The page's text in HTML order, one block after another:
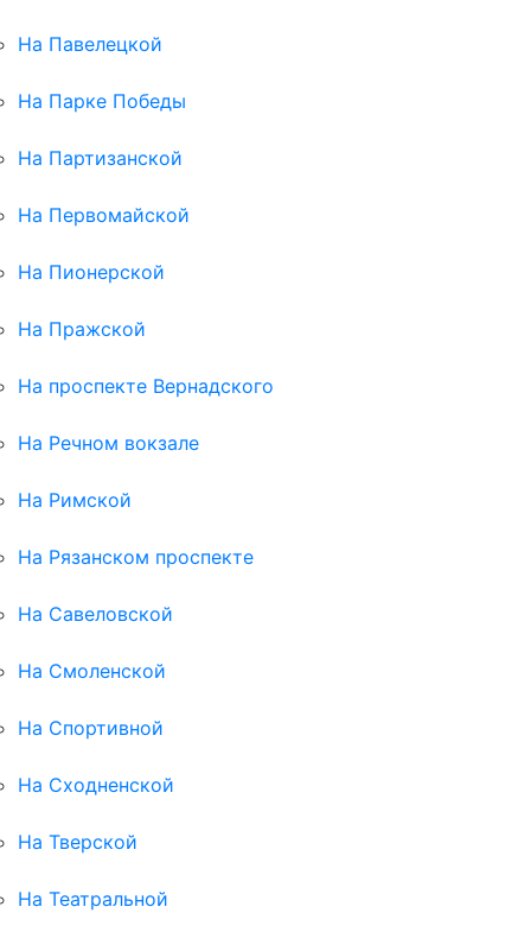
На Павелецкой
На Парке Победы
На Партизанской
На Первомайской
На Пионерской
На Пражской
На проспекте Вернадского
На Речном вокзале
На Римской
На Рязанском проспекте
На Савеловской
На Смоленской
На Спортивной
На Сходненской
На Тверской
На Театральной